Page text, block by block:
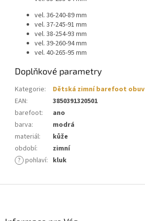
vel. 36-240-89 mm
vel. 37-245-91 mm
vel. 38-254-93 mm
vel. 39-260-94 mm
vel. 40-265-95 mm
Doplňkové parametry
Kategorie:
Dětská zimní barefoot obuv
EAN:
3850391320501
barefoot:
ano
barva:
modrá
materiál:
kůže
období:
zimní
? pohlaví: kluk